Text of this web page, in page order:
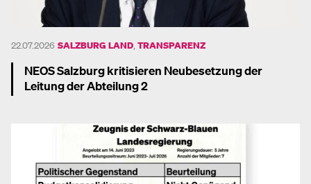
22.07.2026 SALZBURG LAND TRANSPARENZ
NEOS Salzburg kritisieren Neubesetzung der
Leitung der Abteilung 2